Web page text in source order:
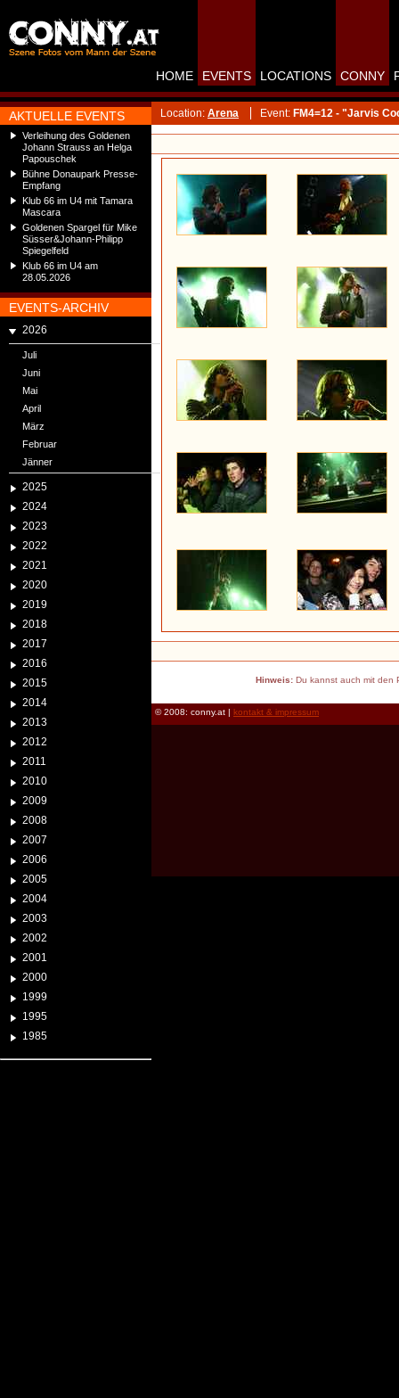
AKTUELLE EVENTS
Verleihung des Goldenen
Johann Strauss an Helga
Papouschek
Bühne Donaupark Presse-
Empfang
Klub 66 im U4 mit Tamara
Mascara
Goldenen Spargel für Mike
Süsser&Johann-Philipp
Spiegelfeld
Klub 66 im U4 am
28.05.2026
EVENTS-ARCHIV
2026
Juli
Juni
Mai
April
März
Februar
Jänner
2025
2024
2023
2022
2021
2020
2019
2018
2017
2016
2015
2014
2013
2012
2011
2010
2009
2008
2007
2006
2005
2004
2003
2002
2001
2000
1999
1995
1985
HOME EVENTS LOCATIONS CONNY
Location: Arena Event: FM4=12 - "Jarvis
Hinweis:Du kannst auch mit den
© 2008: conny.at | kontakt & impressum